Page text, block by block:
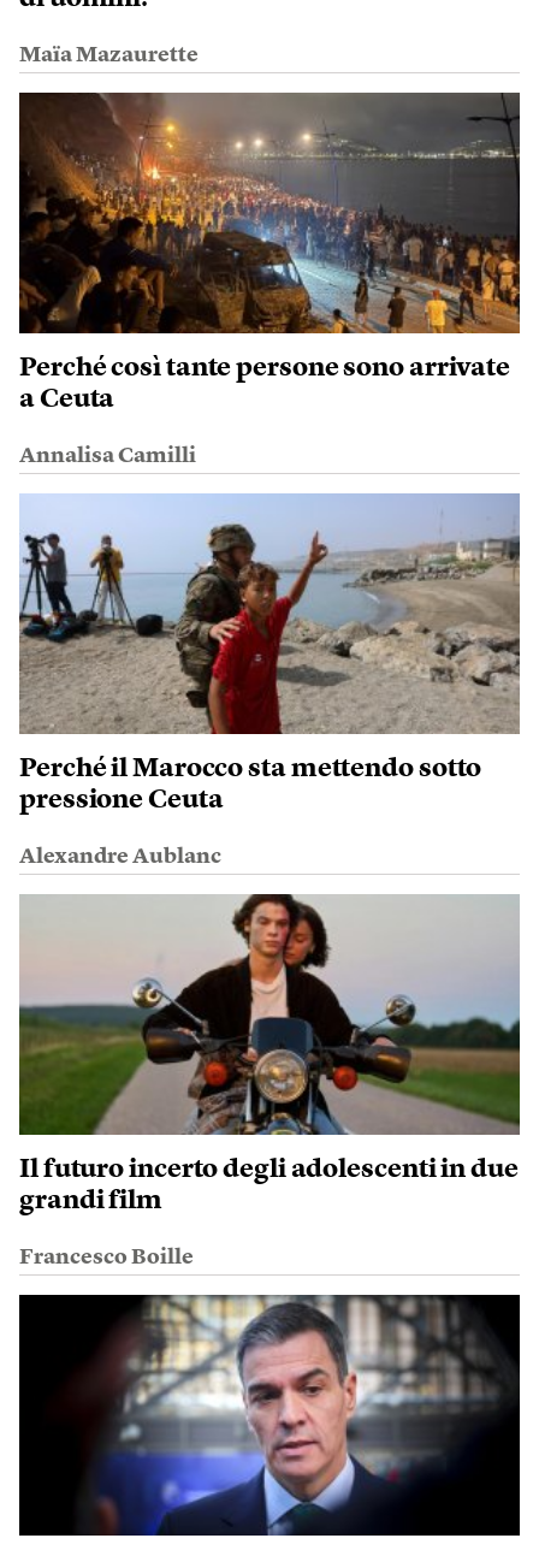
Maïa Mazaurette
Perché così tante persone sono arrivate
a Ceuta
Annalisa Camilli
Perché il Marocco sta mettendo sotto
pressione Ceuta
Alexandre Aublanc
Il futuro incerto degli adolescenti in due
grandi film
Francesco Boille